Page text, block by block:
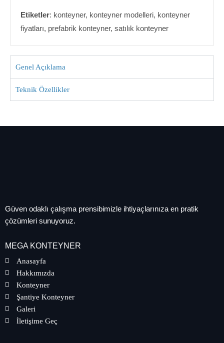
Etiketler: konteyner, konteyner modelleri, konteyner
fiyatları, prefabrik konteyner, satılık konteyner
Genel Açıklama
Teknik Özellikler
Güven odaklı çalışma prensibimizle ihtiyaçlarınıza en pratik
çözümleri sunuyoruz.
MEGA KONTEYNER
Anasayfa
Hakkımızda
Konteyner
Şantiye Konteyner
Galeri
İletişime Geç